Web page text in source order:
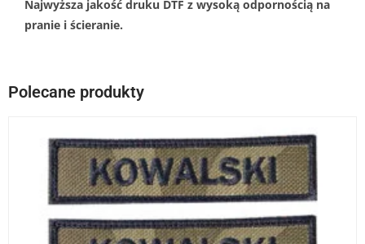
Najwyższa jakość druku DTF z wysoką odpornością na
pranie i ścieranie.
Polecane produkty